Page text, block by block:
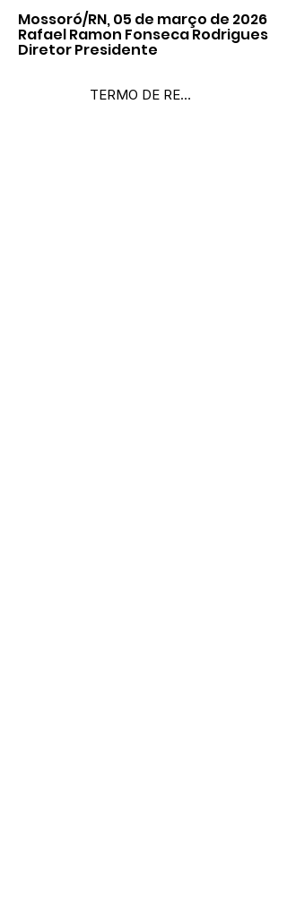
Mossoró/RN, 05 de março de 2026
Rafael Ramon Fonseca Rodrigues
Diretor Presidente
TERMO DE REFERENCIA